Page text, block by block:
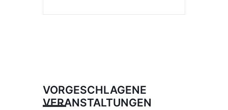
VORGESCHLAGENE
VERANSTALTUNGEN